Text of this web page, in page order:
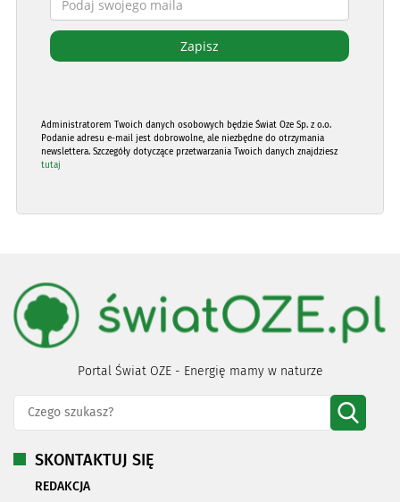
Administratorem Twoich danych osobowych będzie Świat Oze Sp. z o.o.
Podanie adresu e-mail jest dobrowolne, ale niezbędne do otrzymania
newslettera. Szczegóły dotyczące przetwarzania Twoich danych znajdziesz
tutaj
Portal Świat OZE - Energię mamy w naturze
SKONTAKTUJ SIĘ
REDAKCJA